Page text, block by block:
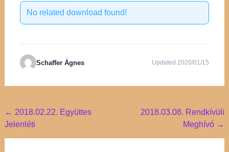
No related download found!
Schaffer Ágnes Updated 2020/01/15
Post
navigation
← 2018.02.22. Együttes
Jelenléti
2018.03.08. Rendkívüli
Meghívó →